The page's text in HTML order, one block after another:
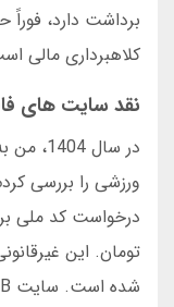
برداشت دارد،
کلاهبرداری مالی
نقد سایت های
درخواست کد ملی